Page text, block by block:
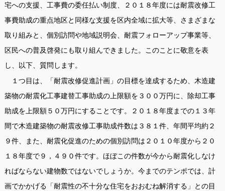
宅への支援、工事費の委任払い制度、２０１８年度には耐震改修工
事費助成の重点地区と同様な支援を区内全域に拡大等、さまざまな
取り組みと、個別訪問や地域説明会、耐震フォローアップ事業等、
区民への普及啓発にも取り組んできました。このことに敬意を表
し、以下、質問します。
１つ目は、「耐震改修促進計画」の目標を達成するため、木造建
築物の耐震化工事建替工事助成の上限額を３００万円に、除却工事
助成を上限額５０万円にすることです。２０１８年度までの１３年
間で木造建築物の耐震改修工事助成件数は３８１件、年間平均約２
９件、また、耐震化促進のための個別訪問は２０１０年度から２０
１８年度で９，４９０件です。ほぼこの件数が今から耐震化しなけ
ればならない建物数ではないでしょうか。今までのテンポでは、計
画でかかげる「耐震性の不十分な住宅をおおむね解消する」との目